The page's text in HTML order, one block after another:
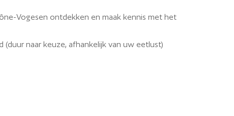
Vogesen ontdekken en maak kennis met het
(duur naar keuze, afhankelijk van uw eetlust)